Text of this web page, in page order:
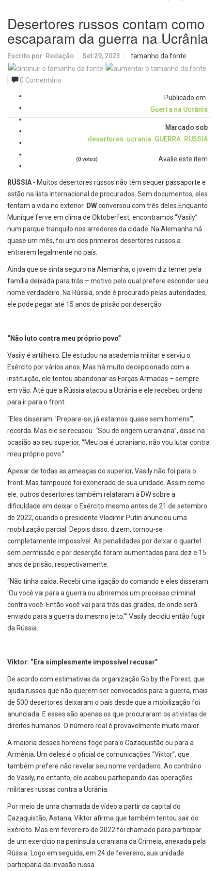
Desertores russos contam como
escaparam da guerra na Ucrânia
Escrito por Redação Set 29, 2023 tamanho da fonte
0 Comentário
Publicado em
Guerra na Ucrânia
Marcado sob
desertores ucrania GUERRA RUSSIA
Avalie este item
(0 votos)
RÚSSIA - Muitos desertores russos não têm sequer passaporte e
estão na lista internacional de procurados. Sem documentos, eles
tentam a vida no exterior. DWconversou com três deles.Enquanto
Munique ferve em clima de Oktoberfest, encontramos “Vasily”
num parque tranquilo nos arredores da cidade. Na Alemanha há
quase um mês, foi um dos primeiros desertores russos a
entrarem legalmente no país.
Ainda que se sinta seguro na Alemanha, o jovem diz temer pela
família deixada para trás – motivo pelo qual prefere esconder seu
nome verdadeiro. Na Rússia, onde é procurado pelas autoridades,
ele pode pegar até 15 anos de prisão por deserção.
“Não luto contra meu próprio povo”
Vasily é artilheiro. Ele estudou na academia militar e serviu o
Exército por vários anos. Mas há muito decepcionado com a
instituição, ele tentou abandonar as Forças Armadas – sempre
em vão. Até que a Rússia atacou a Ucrânia e ele recebeu ordens
para ir para o front.
“Eles disseram: 'Prepare-se, já estamos quase sem homens'”,
recorda. Mas ele se recusou: “Sou de origem ucraniana”, disse na
ocasião ao seu superior. “Meu pai é ucraniano, não vou lutar contra
meu próprio povo.”
Apesar de todas as ameaças do superior, Vasily não foi para o
front. Mas tampouco foi exonerado de sua unidade. Assim como
ele, outros desertores também relataram à DW sobre a
dificuldade em deixar o Exército mesmo antes de 21 de setembro
de 2022, quando o presidente Vladimir Putin anunciou uma
mobilização parcial. Depois disso, dizem, tornou-se
completamente impossível. As penalidades por deixar o quartel
sem permissão e por deserção foram aumentadas para dez e 15
anos de prisão, respectivamente.
“Não tinha saída. Recebi uma ligação do comando e eles disseram:
'Ou você vai para a guerra ou abriremos um processo criminal
contra você. Então você vai para trás das grades, de onde será
enviado para a guerra do mesmo jeito.'” Vasily decidiu então fugir
da Rússia.
Viktor: “Era simplesmente impossível recusar”
De acordo com estimativas da organização Go by the Forest, que
ajuda russos que não querem ser convocados para a guerra, mais
de 500 desertores deixaram o país desde que a mobilização foi
anunciada. E esses são apenas os que procuraram os ativistas de
direitos humanos. O número real é provavelmente muito maior.
A maioria desses homens foge para o Cazaquistão ou para a
Armênia. Um deles é o oficial de comunicações “Viktor”, que
também prefere não revelar seu nome verdadeiro. Ao contrário
de Vasily, no entanto, ele acabou participando das operações
militares russas contra a Ucrânia.
Por meio de uma chamada de vídeo a partir da capital do
Cazaquistão, Astana, Viktor afirma que também tentou sair do
Exército. Mas em fevereiro de 2022 foi chamado para participar
de um exercício na península ucraniana da Crimeia, anexada pela
Rússia. Logo em seguida, em 24 de fevereiro, sua unidade
participaria da invasão russa.